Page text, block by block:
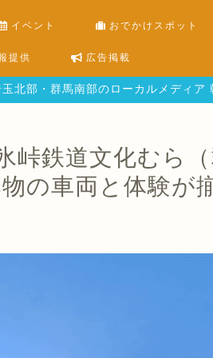
イベント おでかけスポット
提供 広告掲載
北部・群馬南部のローカルメディ
峠鉄道文化むら
の車両と体験が